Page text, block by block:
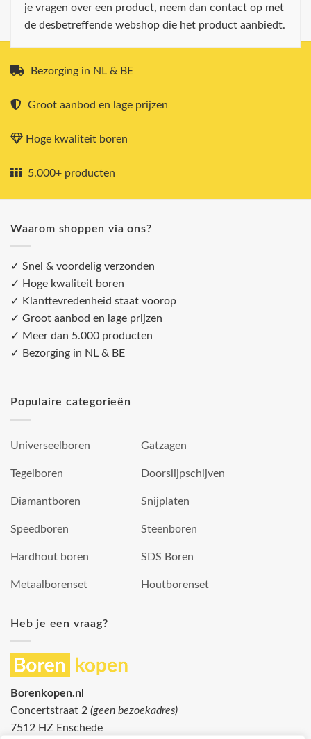
je vragen over een product, neem dan contact op met
de desbetreffende webshop die het product aanbiedt.
Bezorging in NL & BE
Groot aanbod en lage prijzen
Hoge kwaliteit boren
5.000+ producten
Waarom shoppen via ons?
✓ Snel & voordelig verzonden
✓ Hoge kwaliteit boren
✓ Klanttevredenheid staat voorop
✓ Groot aanbod en lage prijzen
✓ Meer dan 5.000 producten
✓ Bezorging in NL & BE
Populaire categorieën
Universeelboren
Tegelboren
Diamantboren
Speedboren
Hardhout boren
Metaalborenset
Gatzagen
Doorslijpschijven
Snijplaten
Steenboren
SDS Boren
Houtborenset
Heb je een vraag?
Borenkopen.nl
Concertstraat 2 (geen bezoekadres)
7512 HZ Enschede